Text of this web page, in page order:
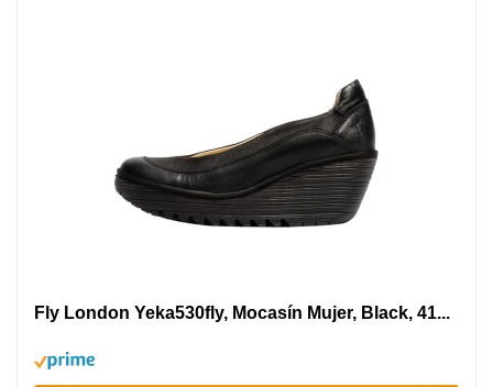
Fly London Yeka530fly, Mocasín Mujer, Black, 41...